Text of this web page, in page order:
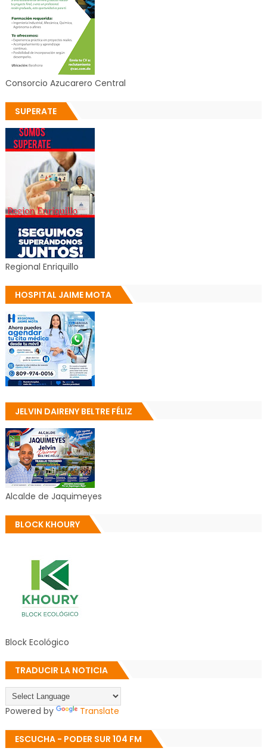
Consorcio Azucarero Central
SUPERATE
Regional Enriquillo
HOSPITAL JAIME MOTA
JELVIN DAIRENY BELTRE FÉLIZ
Alcalde de Jaquimeyes
BLOCK KHOURY
Block Ecológico
TRADUCIR LA NOTICIA
Powered by Translate
ESCUCHA - PODER SUR 104 FM